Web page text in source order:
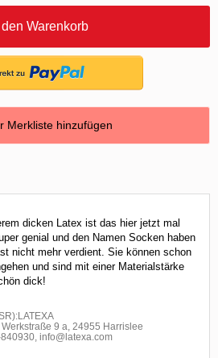
den Warenkorb
Merkliste hinzufügen
dicken Latex ist das hier jetzt mal
genial und den Namen Socken haben
nicht mehr verdient. Sie können schon
und sind mit einer Materialstärke
dick!
9 a, 24955 Harrislee
info@latexa.com